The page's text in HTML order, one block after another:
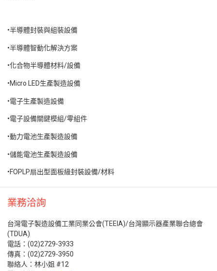
•半導體封裝與組裝設備
•半導體智動化解決方案
•化合物半導體材料/設備
•Micro LED生產製造設備
•電子生產製造設備
•電子設備關鍵模組/零組件
•動力電池生產製造設備
•儲能電池生產製造設備
•FOPLP扇出型面板級封裝設備/材料
業務洽詢
台灣電子製造設備工業同業公會(TEEIA)/台灣顯示器產業聯合總會
(TDUA)
電話：(02)2729-3933
傳真：(02)2729-3950
聯絡人：林小姐 #12